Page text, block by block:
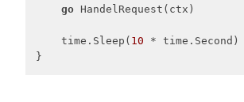
go HandelRequest(ctx)
    time.Sleep(
10 * time.Second)
}